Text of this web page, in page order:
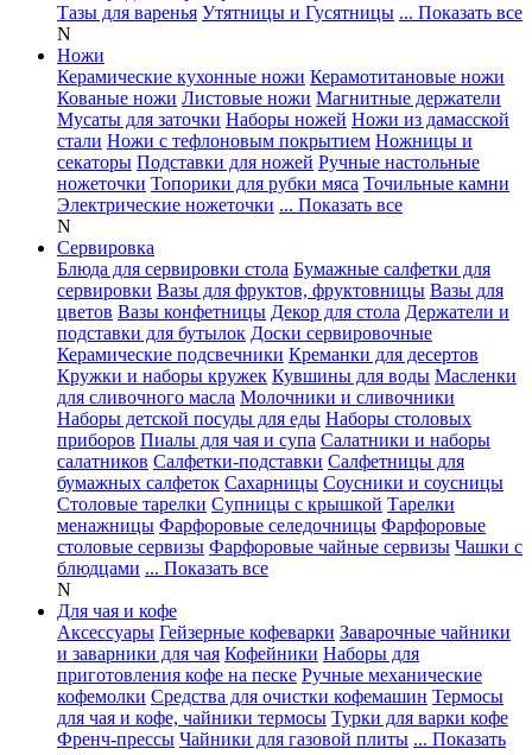
Тазы для варенья Утятницы и Гусятницы ... Показать все
N
Ножи
Керамические кухонные ножи Керамотитановые ножи
Кованые ножи Листовые ножи Магнитные держатели
Мусаты для заточки Наборы ножей Ножи из дамасской
стали Ножи с тефлоновым покрытием Ножницы и
секаторы Подставки для ножей Ручные настольные
ножеточки Топорики для рубки мяса Точильные камни
Электрические ножеточки ... Показать все
N
Сервировка
Блюда для сервировки стола Бумажные салфетки для
сервировки Вазы для фруктов, фруктовницы Вазы для
цветов Вазы конфетницы Декор для стола Держатели и
подставки для бутылок Доски сервировочные
Керамические подсвечники Креманки для десертов
Кружки и наборы кружек Кувшины для воды Масленки
для сливочного масла Молочники и сливочники
Наборы детской посуды для еды Наборы столовых
приборов Пиалы для чая и супа Салатники и наборы
салатников Салфетки-подставки Салфетницы для
бумажных салфеток Сахарницы Соусники и соусницы
Столовые тарелки Супницы с крышкой Тарелки
менажницы Фарфоровые селедочницы Фарфоровые
столовые сервизы Фарфоровые чайные сервизы Чашки с
блюдцами ... Показать все
N
Для чая и кофе
Аксессуары Гейзерные кофеварки Заварочные чайники
и заварники для чая Кофейники Наборы для
приготовления кофе на песке Ручные механические
кофемолки Средства для очистки кофемашин Термосы
для чая и кофе, чайники термосы Турки для варки кофе
Френч-прессы Чайники для газовой плиты ... Показать